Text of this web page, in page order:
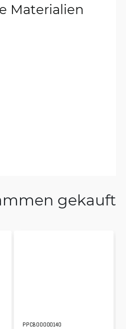
Materialien
gekauft
PPCB00000140